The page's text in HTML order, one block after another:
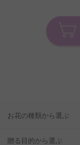
お花の種類から選ぶ
贈る目的から選ぶ